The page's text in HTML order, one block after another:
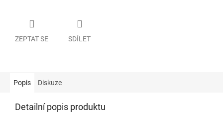
ZEPTAT SE SDÍLET
Popis Diskuze
Detailní popis produktu